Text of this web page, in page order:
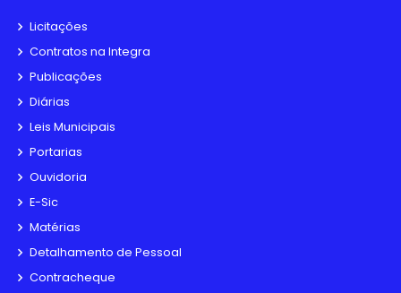
Licitações
Contratos na Integra
Publicações
Diárias
Leis Municipais
Portarias
Ouvidoria
E-Sic
Matérias
Detalhamento de Pessoal
Contracheque